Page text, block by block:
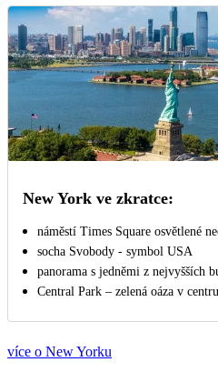
New York ve zkratce:
náměstí Times Square osvětlené
socha Svobody - symbol USA
panorama s jedněmi z nejvyšších
Central Park – zelená oáza v
více o New Yorku